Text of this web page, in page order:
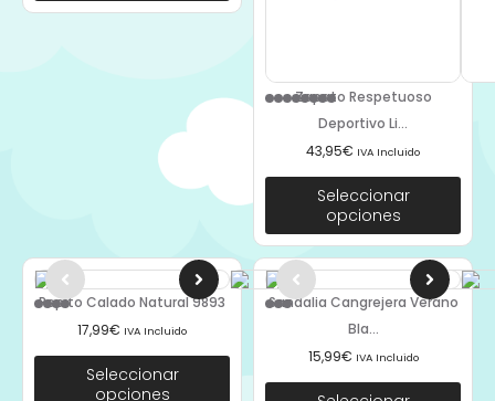
Zapato Respetuoso
Deportivo Li...
43,95€ IVA Incluido
Seleccionar
opciones
Pepito Calado Natural 9893
17,99€ IVA Incluido
Seleccionar
opciones
Sandalia Cangrejera Verano
Bla...
15,99€ IVA Incluido